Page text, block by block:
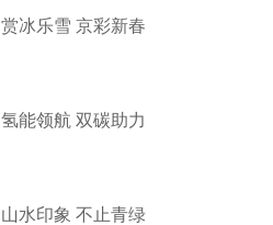
赏冰乐雪 京彩新春
氢能领航 双碳助力
山水印象 不止青绿